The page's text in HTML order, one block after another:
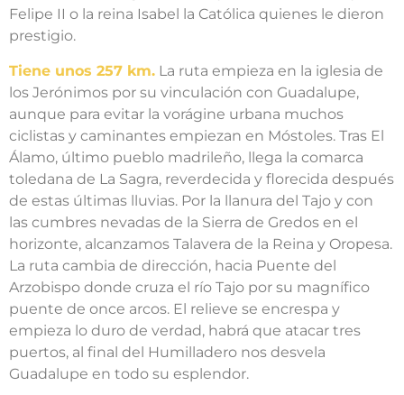
Felipe II o la reina Isabel la Católica quienes le dieron
prestigio.
Tiene unos 257 km. La ruta empieza en la iglesia de
los Jerónimos por su vinculación con Guadalupe,
aunque para evitar la vorágine urbana muchos
ciclistas y caminantes empiezan en Móstoles. Tras El
Álamo, último pueblo madrileño, llega la comarca
toledana de La Sagra, reverdecida y florecida después
de estas últimas lluvias. Por la llanura del Tajo y con
las cumbres nevadas de la Sierra de Gredos en el
horizonte, alcanzamos Talavera de la Reina y Oropesa.
La ruta cambia de dirección, hacia Puente del
Arzobispo donde cruza el río Tajo por su magnífico
puente de once arcos. El relieve se encrespa y
empieza lo duro de verdad, habrá que atacar tres
puertos, al final del Humilladero nos desvela
Guadalupe en todo su esplendor.